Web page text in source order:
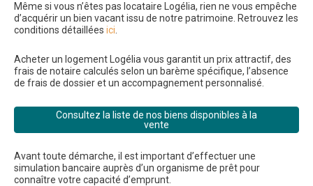
Même si vous n’êtes pas locataire Logélia, rien ne vous empêche
d’acquérir un bien vacant issu de notre patrimoine. Retrouvez les
conditions détaillées ici
Acheter un logement Logélia vous garantit un prix attractif, des
frais de notaire calculés selon un barème spécifique, l’absence
de frais de dossier et un accompagnement personnalisé.
Consultez la liste de nos biens disponibles à la
vente
Avant toute démarche, il est important d’effectuer une
simulation bancaire auprès d’un organisme de prêt pour
connaître votre capacité d’emprunt.